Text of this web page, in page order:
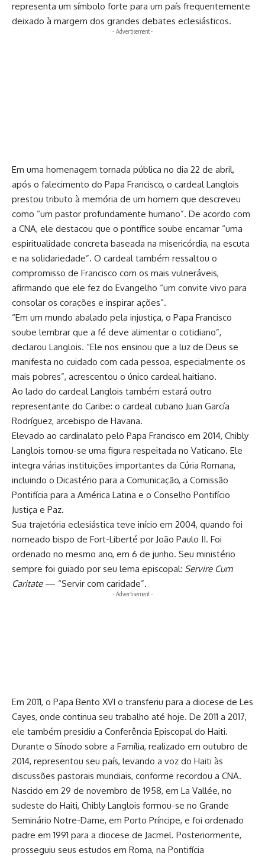
representa um símbolo forte para um país frequentemente
deixado à margem dos grandes debates eclesiásticos.
- Advertisement -
Em uma homenagem tornada pública no dia 22 de abril,
após o falecimento do Papa Francisco, o cardeal Langlois
prestou tributo à memória de um homem que descreveu
como “um pastor profundamente humano”. De acordo com
a CNA, ele destacou que o pontífice soube encarnar “uma
espiritualidade concreta baseada na misericórdia, na escuta
e na solidariedade”. O cardeal também ressaltou o
compromisso de Francisco com os mais vulneráveis,
afirmando que ele fez do Evangelho “um convite vivo para
consolar os corações e inspirar ações”.
“Em um mundo abalado pela injustiça, o Papa Francisco
soube lembrar que a fé deve alimentar o cotidiano”,
declarou Langlois. “Ele nos ensinou que a luz de Deus se
manifesta no cuidado com cada pessoa, especialmente os
mais pobres”, acrescentou o único cardeal haitiano.
Ao lado do cardeal Langlois também estará outro
representante do Caribe: o cardeal cubano Juan García
Rodríguez, arcebispo de Havana.
Elevado ao cardinalato pelo Papa Francisco em 2014, Chibly
Langlois tornou-se uma figura respeitada no Vaticano. Ele
integra várias instituições importantes da Cúria Romana,
incluindo o Dicastério para a Comunicação, a Comissão
Pontifícia para a América Latina e o Conselho Pontifício
Justiça e Paz.
Sua trajetória eclesiástica teve início em 2004, quando foi
nomeado bispo de Fort-Liberté por João Paulo II. Foi
ordenado no mesmo ano, em 6 de junho. Seu ministério
sempre foi guiado por seu lema episcopal: Servire Cum
Caritate— “Servir com caridade”.
- Advertisement -
Em 2011, o Papa Bento XVI o transferiu para a diocese de Les
Cayes, onde continua seu trabalho até hoje. De 2011 a 2017,
ele também presidiu a Conferência Episcopal do Haiti.
Durante o Sínodo sobre a Família, realizado em outubro de
2014, representou seu país, levando a voz do Haiti às
discussões pastorais mundiais, conforme recordou a CNA.
Nascido em 29 de novembro de 1958, em La Vallée, no
sudeste do Haiti, Chibly Langlois formou-se no Grande
Seminário Notre-Dame, em Porto Príncipe, e foi ordenado
padre em 1991 para a diocese de Jacmel. Posteriormente,
prosseguiu seus estudos em Roma, na Pontifícia